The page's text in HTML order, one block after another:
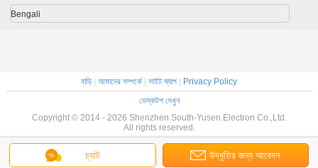
চ্যাট উদ্ধৃতির জন্য আবেদন
Bengali
বাড়ি| আমাদের সম্পর্কে সাইট ম্যাপ
Privacy Policy
ডেস্কটপ দেখুন
Copyright © 2014 - 2026 Shenzhen South-Yusen Electron Co.,Ltd.
All rights reserved.